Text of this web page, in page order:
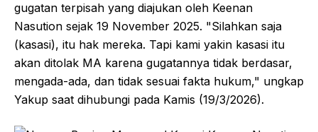
gugatan terpisah yang diajukan oleh Keenan
Nasution sejak 19 November 2025. "Silahkan saja
(kasasi), itu hak mereka. Tapi kami yakin kasasi itu
akan ditolak MA karena gugatannya tidak berdasar,
mengada-ada, dan tidak sesuai fakta hukum," ungkap
Yakup saat dihubungi pada Kamis (19/3/2026).